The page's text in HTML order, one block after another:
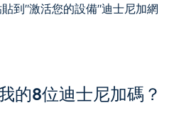
到"激活您的設備"迪士尼加網
的8位迪士尼加碼？